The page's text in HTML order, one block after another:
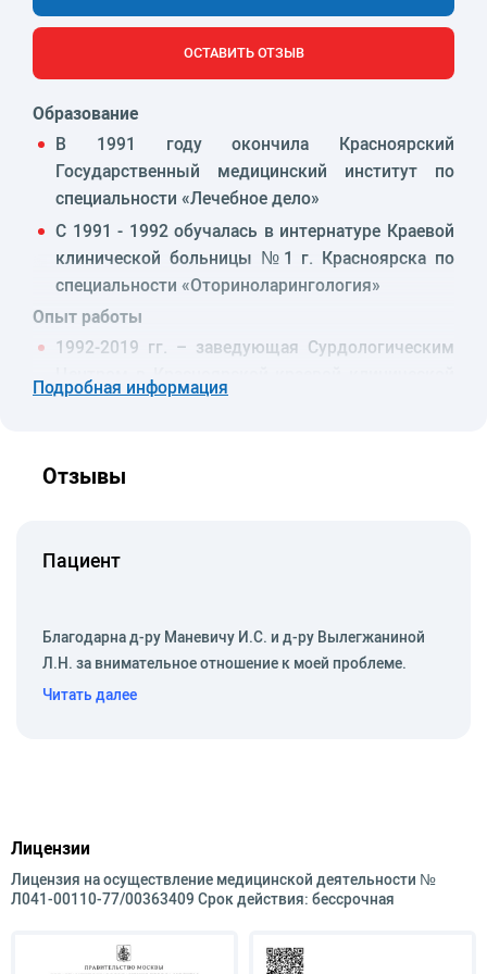
ОСТАВИТЬ ОТЗЫВ
Образование
В 1991 году окончила Красноярский
Государственный медицинский институт по
специальности «Лечебное дело»
С 1991 - 1992 обучалась в интернатуре Краевой
клинической больницы №1 г. Красноярска по
специальности «Оториноларингология»
Опыт работы
1992-2019 гг. – заведующая Сурдологическим
Центром в Красноярской краевой клинической
больнице
клиническом институте
(клиника академика Ройтберга)
Осмотр сурдологического пациента (отоскопия,
риноскопия, фаринголарингоскопия)
надпороговой аудиометрии
Проведение акустической
импедансометрии (тимпанометрии, тубометрии
Регистрация отоакустической эмиссии
Подробная информация
Отзывы
Пациент
Благодарна д-ру Маневичу И.С. и д-ру Вылегжаниной
Л.Н. за внимательное отношение к моей проблеме.
Читать далее
Лицензии
Лицензия на осуществление медицинской деятельности №
Л041-00110-77/00363409 Срок действия: бессрочная